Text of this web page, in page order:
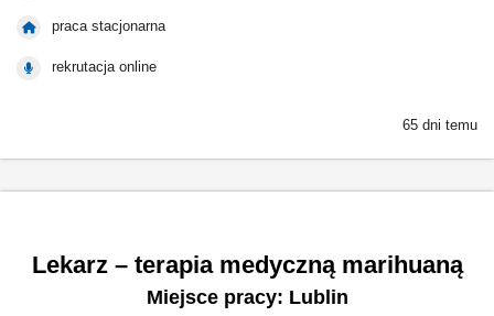
praca stacjonarna
rekrutacja online
65 dni temu
Lekarz – terapia medyczną marihuaną
Miejsce pracy: Lublin